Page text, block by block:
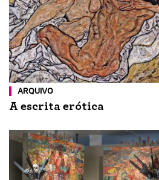
ARQUIVO
A escrita erótica